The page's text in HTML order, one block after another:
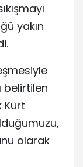
yakın
belirtilen
Kürt
olarak